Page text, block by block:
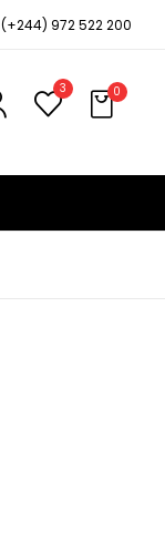
(+244) 972 522 200
3 0